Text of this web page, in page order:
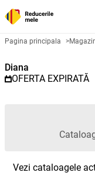
Catalog
Pagina principala >
Diana
OFERTA EXPIRATĂ
Vezi cataloagele